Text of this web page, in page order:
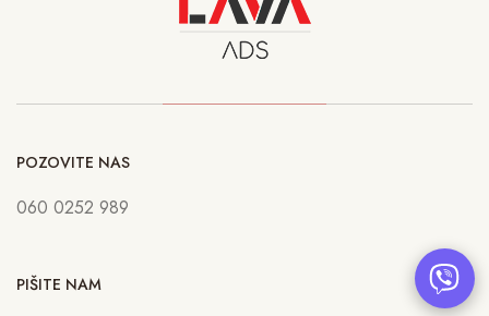
POZOVITE NAS
060 0252 989
PIŠITE NAM